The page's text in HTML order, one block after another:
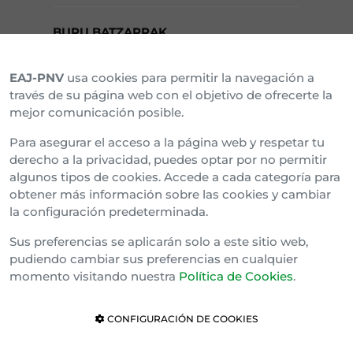
BURU BATZARRAK
Araba Buru Batzar
Bizkai Buru Batzar
Gipuzko Buru Batzar
Ipar Buru Batzar
Napar Buru Batzar
EAJ-PNV usa cookies para permitir la navegación a
través de su página web con el objetivo de ofrecerte la
mejor comunicación posible.
Para asegurar el acceso a la página web y respetar tu
derecho a la privacidad, puedes optar por no permitir
algunos tipos de cookies. Accede a cada categoría para
obtener más información sobre las cookies y cambiar
la configuración predeterminada.
Sus preferencias se aplicarán solo a este sitio web,
pudiendo cambiar sus preferencias en cualquier
momento visitando nuestra Política de Cookies.
CONFIGURACIÓN DE COOKIES